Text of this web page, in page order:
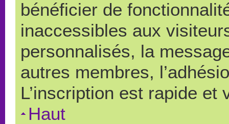
bénéficier de
inaccessibles aux
personnalisés, la
autres membres,
L’inscription est rapide et
Haut